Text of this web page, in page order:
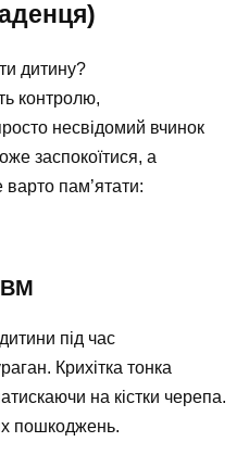
дитину?
контролю,
несвідомий вчинок
заспокоїтися, а
пам’ятати:
під час
Крихітка тонка
на кістки черепа.
пошкоджень.